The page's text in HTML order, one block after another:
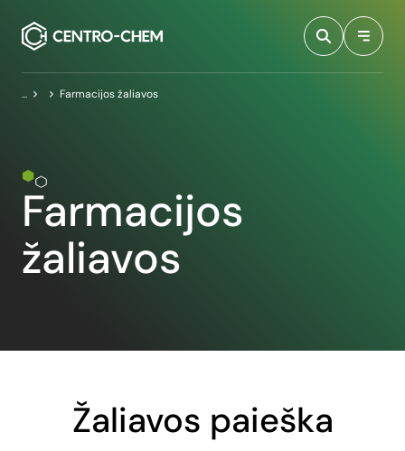
Pagrindinis puslapis
Farmacijos žaliavos
Farmacijos
žaliavos
Žaliavos paieška